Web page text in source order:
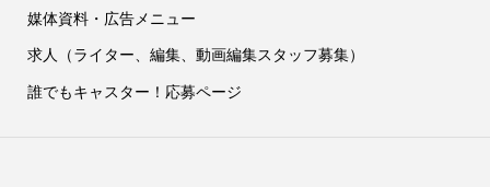
媒体資料・広告メニュー
求人（ライター、編集、動画編集スタッフ募集）
誰でもキャスター！応募ページ